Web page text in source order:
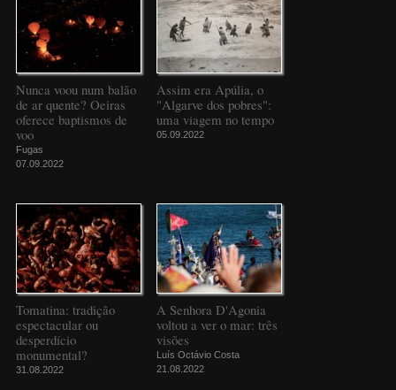
Nunca voou num balão
de ar quente? Oeiras
oferece baptismos de
voo
Fugas
07.09.2022
Assim era Apúlia, o
"Algarve dos pobres":
uma viagem no tempo
05.09.2022
Tomatina: tradição
espectacular ou
desperdício
monumental?
31.08.2022
A Senhora D'Agonia
voltou a ver o mar: três
visões
Luís Octávio Costa
21.08.2022